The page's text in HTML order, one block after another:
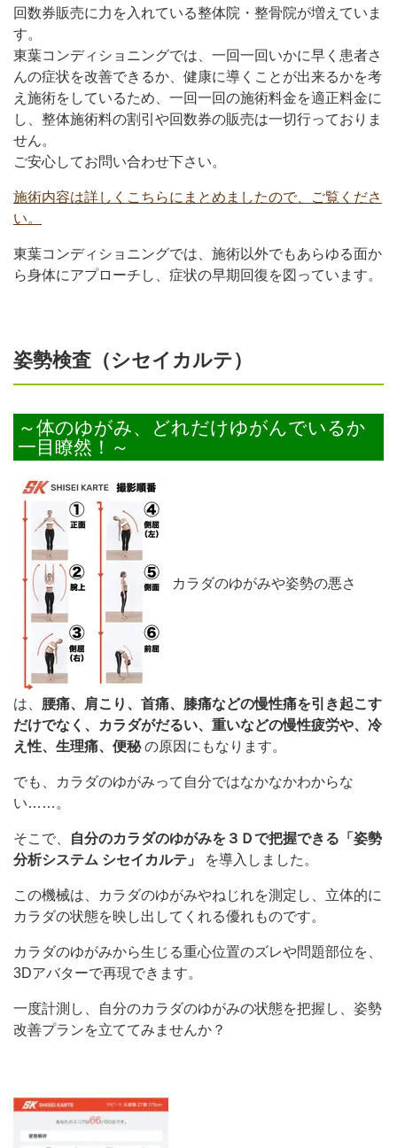
回数券販売に力を入れている整体院・整骨院が増えていま
す。
東葉コンディショニングでは、一回一回いかに早く患者さ
んの症状を改善できるか、健康に導くことが出来るかを考
え施術をしているため、一回一回の施術料金を適正料金に
し、整体施術料の割引や回数券の販売は一切行っておりま
せん。
ご安心してお問い合わせ下さい。
施術内容は詳しくこちらにまとめましたので、ご覧くださ
い。
東葉コンディショニングでは、施術以外でもあらゆる面か
ら身体にアプローチし、症状の早期回復を図っています。
姿勢検査（シセイカルテ）
～体のゆがみ、どれだけゆがんでいるか
一目瞭然！～
カラダのゆがみや姿勢の悪さ
は、 腰痛、肩こり、首痛、膝痛などの慢性痛を引き起こす
だけでなく、カラダがだるい、重いなどの慢性疲労や、冷
え性、生理痛、便秘の原因にもなります。
でも、カラダのゆがみって自分ではなかなかわからな
い……。
そこで、
自分のカラダのゆがみを３Ｄで把握できる「姿勢
分析システム シセイカルテ」
を導入しました。
この機械は、カラダのゆがみやねじれを測定し、立体的に
カラダの状態を映し出してくれる優れものです。
カラダのゆがみから生じる重心位置のズレや問題部位を、
3Dアバターで再現できます。
一度計測し、自分のカラダのゆがみの状態を把握し、姿勢
改善プランを立ててみませんか？